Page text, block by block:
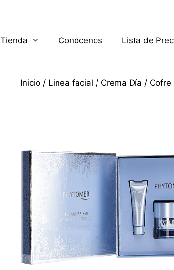
Tienda Conócenos Lista de
Inicio / Linea facial / Crema Día / Cofre